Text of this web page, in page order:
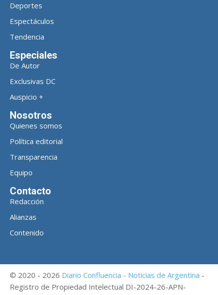
Deportes
Espectáculos
Tendencia
Especiales
De Autor
Exclusivas DC
Auspicio +
Nosotros
Quienes somos
Política editorial
Transparencia
Equipo
Contacto
Redacción
Alianzas
Contenido
© 2020 - 2026 Diario Confluencia - Noticias de Argentina -
Registro de Propiedad Intelectual DI-2024-26-APN-